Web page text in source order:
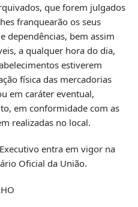
que forem julgados
franquearão os seus
dependências, bem assim
a qualquer hora do dia,
estiverem
física das mercadorias
em caráter eventual,
em conformidade com as
realizadas no local.
entra em vigor na
Oficial da União.